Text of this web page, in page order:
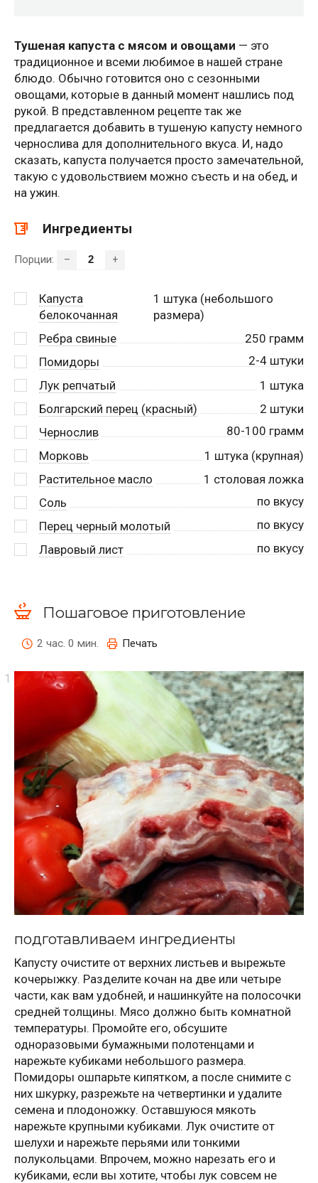
Тушеная капуста с мясом и овощами — это
традиционное и всеми любимое в нашей стране
блюдо. Обычно готовится оно с сезонными
овощами, которые в данный момент нашлись под
рукой. В представленном рецепте так же
предлагается добавить в тушеную капусту немного
чернослива для дополнительного вкуса. И, надо
сказать, капуста получается просто замечательной,
такую с удовольствием можно съесть и на обед, и
на ужин.
Ингредиенты
Порции: – +
Капуста
белокочанная
1 штука (небольшого
размера)
Ребра свиные
250 грамм
Помидоры
2-4 штуки
Лук репчатый
1 штука
Болгарский перец (красный)
2 штуки
Чернослив
80-100 грамм
Морковь
1 штука (крупная)
Растительное масло
1 столовая ложка
Соль
по вкусу
Перец черный молотый
по вкусу
Лавровый лист
по вкусу
Пошаговое приготовление
2 час. 0 мин. Печать
подготавливаем ингредиенты
Капусту очистите от верхних листьев и вырежьте
кочерыжку. Разделите кочан на две или четыре
части, как вам удобней, и нашинкуйте на полосочки
средней толщины. Мясо должно быть комнатной
температуры. Промойте его, обсушите
одноразовыми бумажными полотенцами и
нарежьте кубиками небольшого размера.
Помидоры ошпарьте кипятком, а после снимите с
них шкурку, разрежьте на четвертинки и удалите
семена и плодоножку. Оставшуюся мякоть
нарежьте крупными кубиками. Лук очистите от
шелухи и нарежьте перьями или тонкими
полукольцами. Впрочем, можно нарезать его и
кубиками, если вы хотите, чтобы лук совсем не